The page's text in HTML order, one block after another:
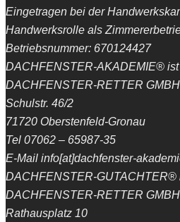
Eingetragen bei der
Handwerksrolle als
Betriebsnummer: 670124427
DACHFENSTER-AKADEMIE®
DACHFENSTER-RETTER GMBH
Schulstr. 46/2
71720 Oberstenfeld-Gronau
Tel 07062 – 65987-35
E-Mail info[at]dachfenster-
DACHFENSTER-GUTACHTER®
DACHFENSTER-RETTER GMBH
Rathausplatz 10